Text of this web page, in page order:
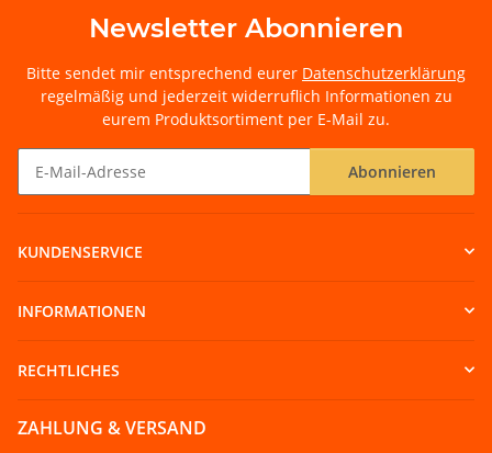
Newsletter Abonnieren
Bitte sendet mir entsprechend eurer Datenschutzerklärung
regelmäßig und jederzeit widerruflich Informationen zu
eurem Produktsortiment per E-Mail zu.
Abonnieren
KUNDENSERVICE
INFORMATIONEN
RECHTLICHES
ZAHLUNG & VERSAND